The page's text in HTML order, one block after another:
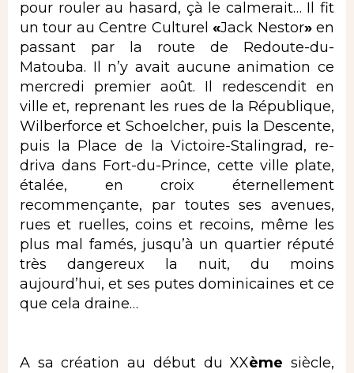
pour rouler au hasard, çà le calmerait… Il fit
un tour au Centre Culturel«Jack Nestor»en
passant par la route de Redoute-du-
Matouba. Il n’y avait aucune animation ce
mercredi premier août. Il redescendit en
ville et, reprenant les rues de la République,
Wilberforce et Schoelcher, puis la Descente,
puis la Place de la Victoire-Stalingrad, re-
driva dans Fort-du-Prince, cette ville plate,
étalée, en croix éternellement
recommençante, par toutes ses avenues,
rues et ruelles, coins et recoins, même les
plus mal famés, jusqu’à un quartier réputé
très dangereux la nuit, du moins
aujourd’hui, et ses putes dominicaines et ce
que cela draine…
A sa création au début du XXème siècle,